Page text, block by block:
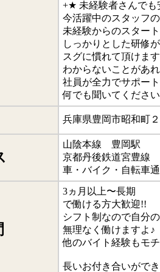
+★ 未経験者さんで
今活躍中のスタッフ
未経験からのスタート
しっかりとした研修
スグに慣れて頂けま
わからないことがあ
社員が全力でサポー
何でも聞いてくださ
兵庫県豊岡市昭和町
山陰本線 豊岡駅
京都丹後鉄道宮豊線
車・バイク・自転車
3ヵ月以上〜長期
で働ける方大歓迎!!
シフト制なので自分
無理なく働けますよ♪
他のバイト経験もモ
長いお付き合いがで